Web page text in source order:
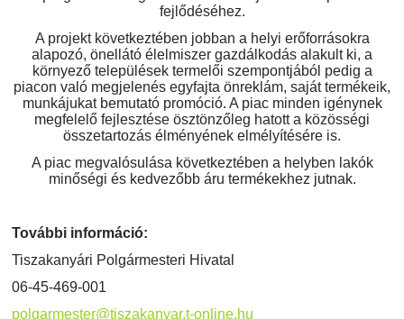
fejlődéséhez.
A projekt következtében jobban a helyi erőforrásokra
alapozó, önellátó élelmiszer gazdálkodás alakult ki, a
környező települések termelői szempontjából pedig a
piacon való megjelenés egyfajta önreklám, saját termékeik,
munkájukat bemutató promóció. A piac minden igénynek
megfelelő fejlesztése ösztönzőleg hatott a közösségi
összetartozás élményének elmélyítésére is.
A piac megvalósulása következtében a helyben lakók
minőségi és kedvezőbb áru termékekhez jutnak.
További információ:
Tiszakanyári Polgármesteri Hivatal
06-45-469-001
polgarmester@tiszakanyar.t-online.hu